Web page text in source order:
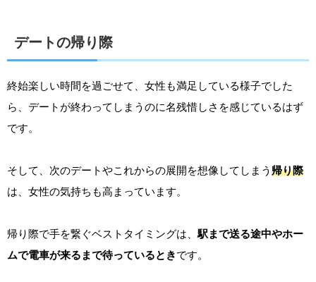
デートの帰り際
終始楽しい時間を過ごせて、女性も満足している様子でした
ら、デートが終わってしまうのに名残惜しさを感じているはず
です。
そして、次のデートやこれからの展開を想像してしまう 帰り際
は、女性の気持ちも高まっています。
帰り際で手を繋ぐベストタイミングは、 駅まで送る途中やホー
ムで電車が来るまで待っているときです。